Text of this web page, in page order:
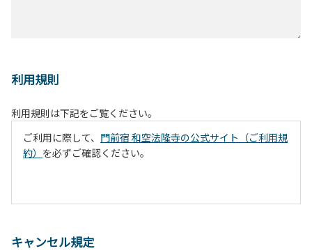
利用規則
利用規則は下記をご覧ください。
ご利用に際して、 門前宿 和空法隆寺の公式サイト（ご利用規
約） を必ずご確認ください。
キャンセル規定